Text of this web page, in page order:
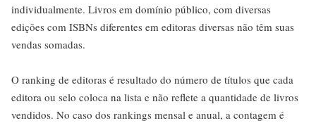
individualmente. Livros em domínio público, com diversas
edições com ISBNs diferentes em editoras diversas não têm suas
vendas somadas.
O ranking de editoras é resultado do número de títulos que cada
editora ou selo coloca na lista e não reflete a quantidade de livros
vendidos. No caso dos rankings mensal e anual, a contagem é